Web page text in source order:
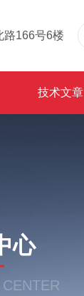
路166号6楼
技术文章
心